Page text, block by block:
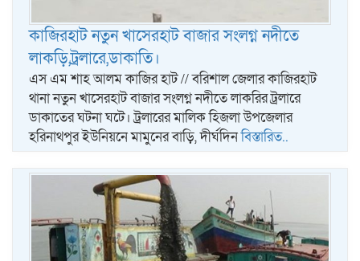
কাজিরহাট নতুন খাসেরহাট বাজার সংলগ্ন নদীতে
লাকড়ি,ট্রলারে,ডাকাতি।
এস এম শাহ আলম কাজির হাট // বরিশাল জেলার কাজিরহাট
থানা নতুন খাসেরহাট বাজার সংলগ্ন নদীতে লাকরির ট্রলারে
ডাকাতের ঘটনা ঘটে। ট্রলারের মালিক হিজলা উপজেলার
হরিনাথপুর ইউনিয়নে মামুনের বাড়ি, দীর্ঘদিনবিস্তারিত..